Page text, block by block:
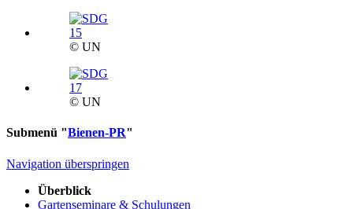
© UN
© UN
Submenü "Bienen-PR"
Navigation überspringen
Überblick
Gartenseminare & Schulungen